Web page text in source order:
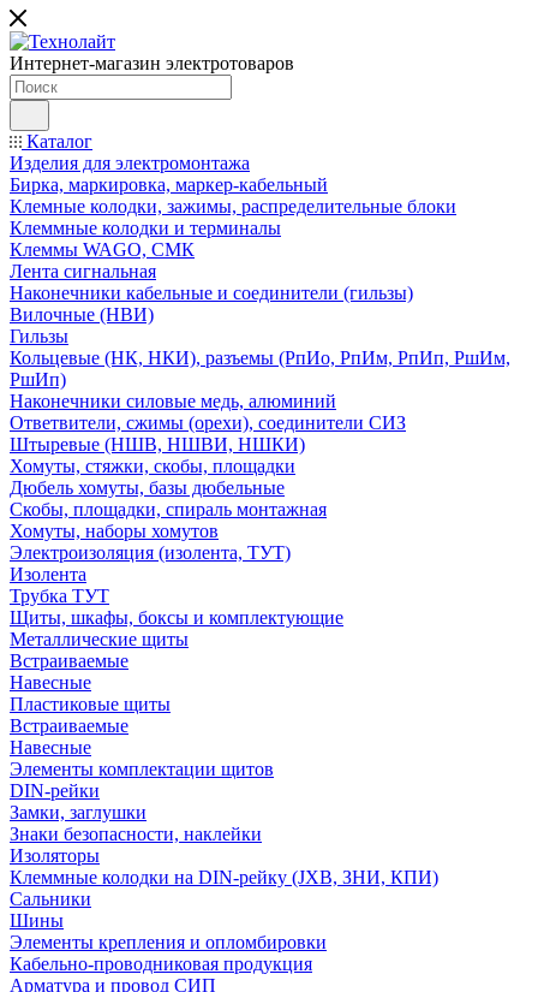
Интернет-магазин электротоваров
Каталог
Изделия для электромонтажа
Бирка, маркировка, маркер-кабельный
Клемные колодки, зажимы, распределительные блоки
Клеммные колодки и терминалы
Клеммы WAGO, СМК
Лента сигнальная
Наконечники кабельные и соединители (гильзы)
Вилочные (НВИ)
Гильзы
Кольцевые (НК, НКИ), разъемы (РпИо, РпИм, РпИп, РшИм,
РшИп)
Наконечники силовые медь, алюминий
Ответвители, сжимы (орехи), соединители СИЗ
Штыревые (НШВ, НШВИ, НШКИ)
Хомуты, стяжки, скобы, площадки
Дюбель хомуты, базы дюбельные
Скобы, площадки, спираль монтажная
Хомуты, наборы хомутов
Электроизоляция (изолента, ТУТ)
Изолента
Трубка ТУТ
Щиты, шкафы, боксы и комплектующие
Металлические щиты
Встраиваемые
Навесные
Пластиковые щиты
Встраиваемые
Навесные
Элементы комплектации щитов
DIN-рейки
Замки, заглушки
Знаки безопасности, наклейки
Изоляторы
Клеммные колодки на DIN-рейку (JXB, ЗНИ, КПИ)
Сальники
Шины
Элементы крепления и опломбировки
Кабельно-проводниковая продукция
Арматура и провод СИП